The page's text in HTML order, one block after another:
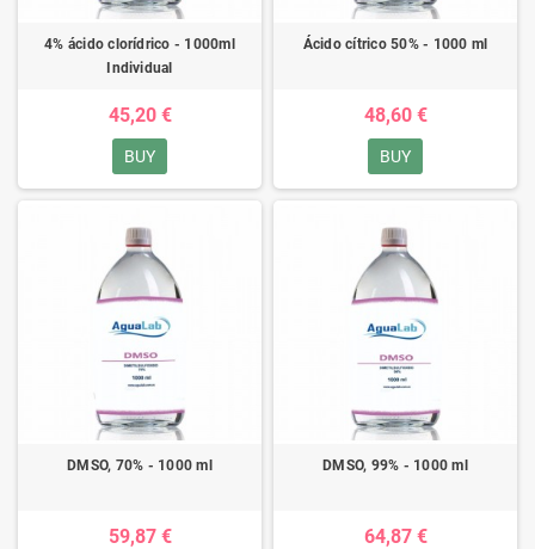
4% ácido clorídrico - 1000ml
Individual
45,20 €
BUY
Ácido cítrico 50% - 1000 ml
48,60 €
BUY
DMSO, 70% - 1000 ml
59,87 €
DMSO, 99% - 1000 ml
64,87 €